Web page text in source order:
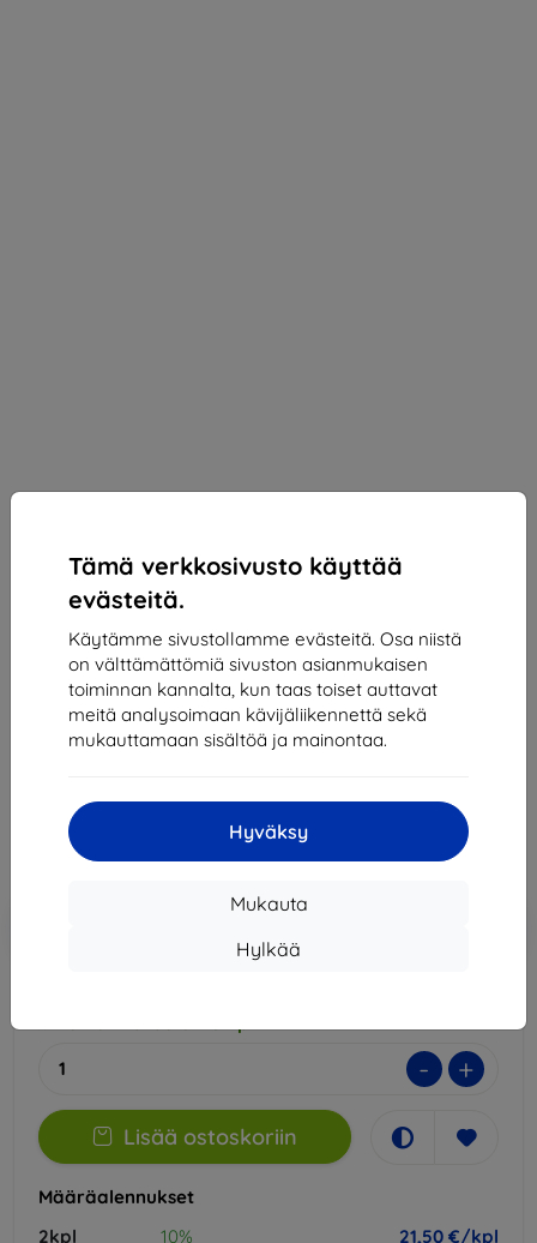
Tämä verkkosivusto käyttää
evästeitä.
Käytämme sivustollamme evästeitä. Osa niistä
on välttämättömiä sivuston asianmukaisen
toiminnan kannalta, kun taas toiset auttavat
meitä analysoimaan kävijäliikennettä sekä
mukauttamaan sisältöä ja mainontaa.
Hyväksy
Mukauta
Hylkää
3mk 1UP Protective film for Motorola Moto G15 /
G15 Power
Motorola Moto G15 Power
21,50 €
Hinta ilman ALV:tä
Alennus kupongilla
- +
Lisää ostoskoriin
Määräalennukset
2kpl
10% 21,50 €/kpl